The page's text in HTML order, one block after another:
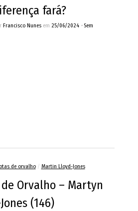
fará?
Francisco Nunesem 25/06/2024 • Sem
de orvalho/ Martin Lloyd-Jones
Orvalho – Martyn
(146)